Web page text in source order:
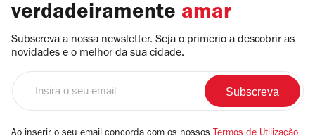
verdadeiramente amar
Subscreva a nossa newsletter. Seja o primerio a descobrir as
novidades e o melhor da sua cidade.
email
Ao inserir o seu email concorda com os nossos Termos de Utilização